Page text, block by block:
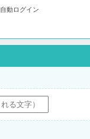
自動ログイン